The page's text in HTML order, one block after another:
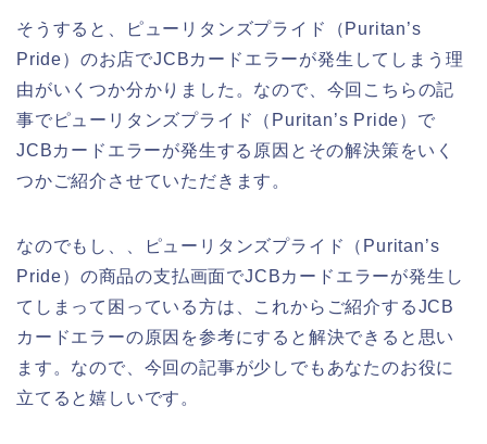
そうすると、ピューリタンズプライド（Puritan’s
Pride）のお店でJCBカードエラーが発生してしまう理
由がいくつか分かりました。なので、今回こちらの記
事でピューリタンズプライド（Puritan’s Pride）で
JCBカードエラーが発生する原因とその解決策をいく
つかご紹介させていただきます。
なのでもし、、ピューリタンズプライド（Puritan’s
Pride）の商品の支払画面でJCBカードエラーが発生し
てしまって困っている方は、これからご紹介するJCB
カードエラーの原因を参考にすると解決できると思い
ます。なので、今回の記事が少しでもあなたのお役に
立てると嬉しいです。